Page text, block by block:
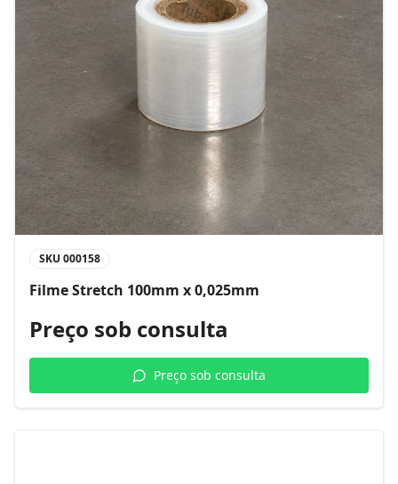
SKU 000158
Filme Stretch 100mm x 0,025mm
Preço sob consulta
Preço sob consulta